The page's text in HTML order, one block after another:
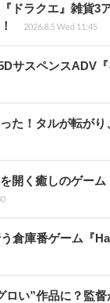
ドラクエ』雑貨3
2026.8.5 Wed 11:45
サスペンスADV
た！タルが転が
開く癒しのゲー
倉庫番ゲーム『
い”作品に？監